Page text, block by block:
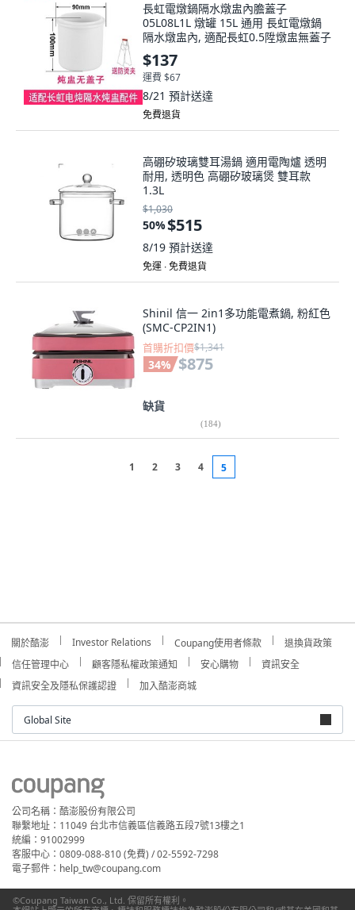
長虹電燉鍋隔水燉盅內膽蓋子
05L08L1L 燉罐 15L 通用 長虹電燉鍋
隔水燉盅內, 適配長虹0.5陞燉盅無蓋子
$137
運費 $67
8/21 預計送達
免費退貨
高硼矽玻璃雙耳湯鍋 適用電陶爐 透明
耐用, 透明色 高硼矽玻璃煲 雙耳款
1.3L
$1,030
50%$515
8/19 預計送達
免運 ∙ 免費退貨
Shinil 信一 2in1多功能電煮鍋, 粉紅色
(SMC-CP2IN1)
首購折扣價$1,341
34% $875
缺貨
(184)
1 2 3 4 5
關於酷澎 Investor Relations Coupang使用者條款
退換貨政策
信任管理中心
顧客隱私權政策通知 安心購物
資訊安全
資訊安全及隱私保護認證
加入酷澎商城
Global Site
公司名稱：酷澎股份有限公司
聯繫地址：11049 台北市信義區信義路五段7號13樓之1
統編：91002999
客服中心：0809-088-810 (免費) / 02-5592-7298
電子郵件：help_tw@coupang.com
©Coupang Taiwan Co., Ltd. 保留所有權利。